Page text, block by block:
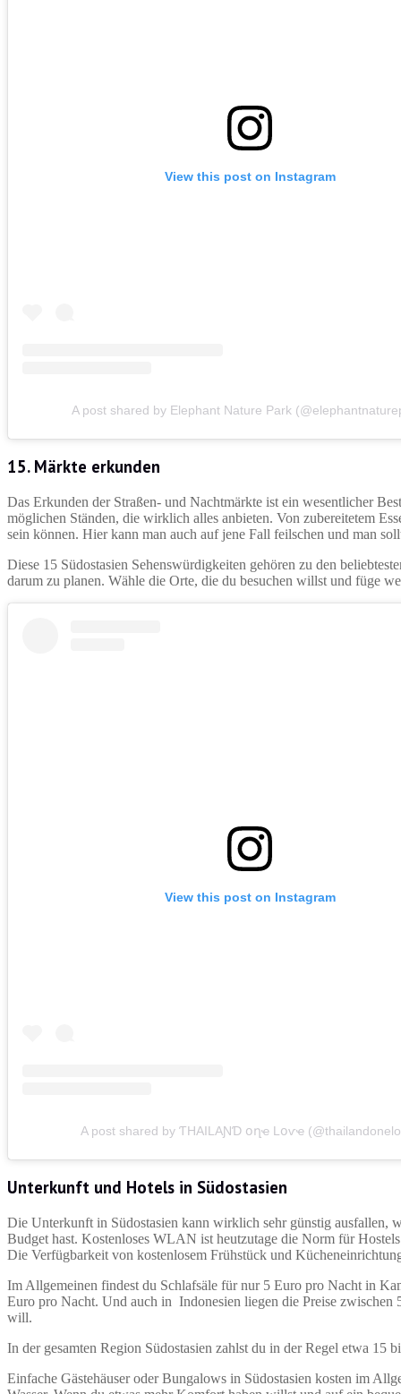
View this post on Instagram
A post shared by Elephant Nature Park
15. Märkte erkunden
Das Erkunden der Straßen- und Nachtmärkte ist ein wesentlicher
möglichen Ständen, die wirklich alles anbieten. Von zubereitetem
sein können. Hier kann man auch auf jene Fall feilschen und man
Diese 15 Südostasien Sehenswürdigkeiten gehören zu den
darum zu planen. Wähle die Orte, die du besuchen willst und füge
View this post on Instagram
A post shared by ƬHAILAƝƊ օղҽ Lօѵҽ
Unterkunft und Hotels in Südostasien
Die Unterkunft in Südostasien kann wirklich sehr günstig ausfallen,
Budget hast. Kostenloses WLAN ist heutzutage die Norm für
Die Verfügbarkeit von kostenlosem Frühstück und
Im Allgemeinen findest du Schlafsäle für nur 5 Euro pro Nacht in
Euro pro Nacht. Und auch in Indonesien liegen die Preise
will.
In der gesamten Region Südostasien zahlst du in der Regel etwa
Einfache Gästehäuser oder Bungalows in Südostasien kosten im